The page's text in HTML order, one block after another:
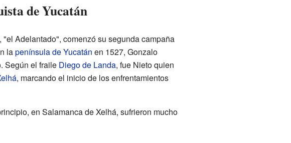
de Yucatán
Adelantado", comenzó su segunda campaña
lapenínsula de Yucatán en 1527, Gonzalo
Según el fraile Diego de Landa, fue Nieto quien
, marcando el inicio de los enfrentamientos
en Salamanca de Xelhá, sufrieron mucho